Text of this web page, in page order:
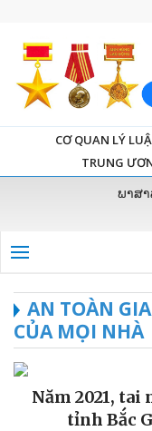
CƠ QUAN LÝ
TRUNG
ພາສ
AN TOÀN
CỦA MỌI NHÀ
Năm 2021,
tỉnh Bắc